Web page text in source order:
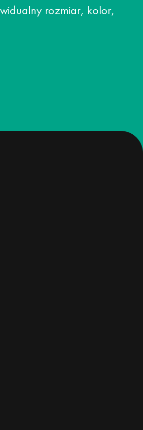
rozmiar, kolor,